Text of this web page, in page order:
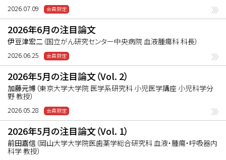
2026.07.09
2026年6月の注目論文
伊豆津宏二 （国立がん研究センター中央病院 血液腫瘍科 科長）
2026.06.25
2026年5月の注目論文（Vol. 2）
加藤元博 （東京大学大学院 医学系研究科 小児医学講座 小児科学分
野 教授）
2026.05.28
2026年5月の注目論文（Vol. 1）
前田嘉信 （岡山大学大学院医歯薬学総合研究科 血液・腫瘍・呼吸器内
科学 教授）